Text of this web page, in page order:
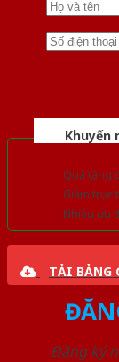
Khuyến
Quà tặng
Giảm trực
Nhiều ưu
TẢI BẢNG
Đăng ký